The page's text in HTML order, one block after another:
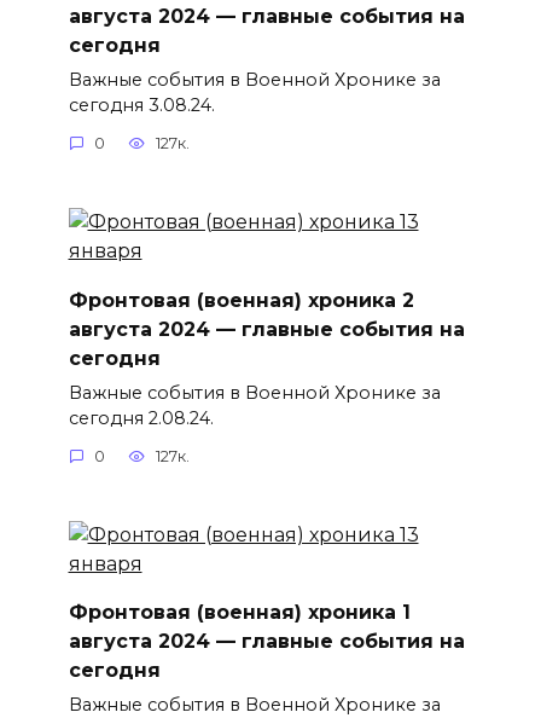
августа 2024 — главные события на
сегодня
Важные события в Военной Хронике за
сегодня 3.08.24.
0 127к.
Фронтовая (военная) хроника 2
августа 2024 — главные события на
сегодня
Важные события в Военной Хронике за
сегодня 2.08.24.
0 127к.
Фронтовая (военная) хроника 1
августа 2024 — главные события на
сегодня
Важные события в Военной Хронике за